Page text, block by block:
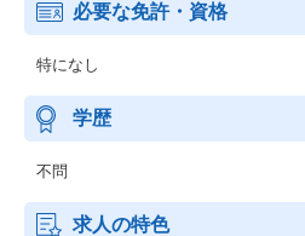
必要な免許・資格
特になし
学歴
不問
求人の特色